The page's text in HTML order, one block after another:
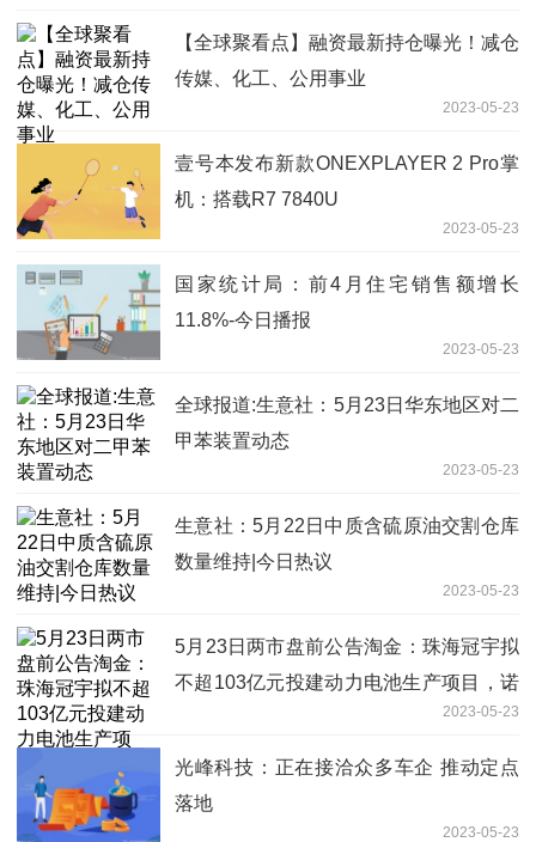
【全球聚看点】融资最新持仓曝光！减仓
传媒、化工、公用事业
2023-05-23
壹号本发布新款ONEXPLAYER 2 Pro掌
机：搭载R7 7840U
2023-05-23
国家统计局：前4月住宅销售额增长
11.8%-今日播报
2023-05-23
全球报道:生意社：5月23日华东地区对二
甲苯装置动态
2023-05-23
生意社：5月22日中质含硫原油交割仓库
数量维持|今日热议
2023-05-23
5月23日两市盘前公告淘金：珠海冠宇拟
不超103亿元投建动力电池生产项目，诺
泰生物与客户签订1.02亿美元合同2023-05-23
光峰科技：正在接洽众多车企 推动定点
落地
2023-05-23